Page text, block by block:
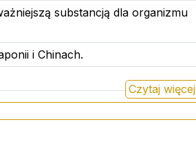
ostrygowaty błyszczący - reishi
potasu.
zróżnicowanej diety. Nie jest
substancją dla organizmu
i Chinach.
Czytaj więcej